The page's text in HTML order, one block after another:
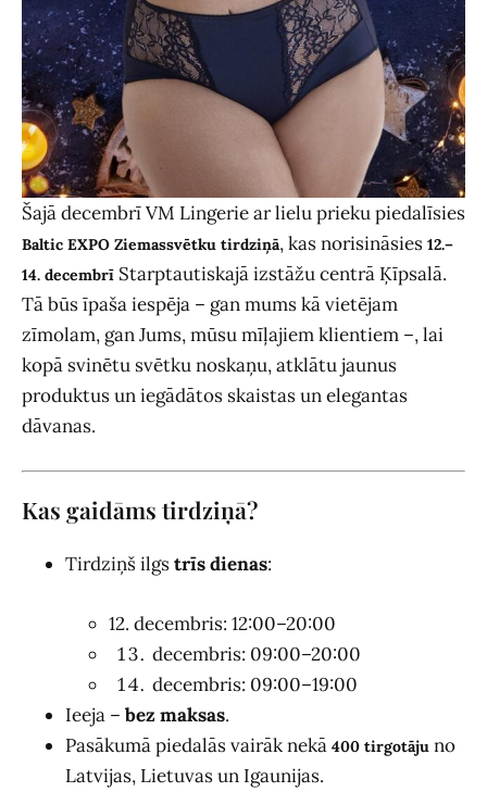
Šajā decembrī VM Lingerie ar lielu prieku piedalīsies
Baltic EXPO Ziemassvētku tirdziņā, kas norisināsies 12.–
14. decembrī Starptautiskajā izstāžu centrā Ķīpsalā.
Tā būs īpaša iespēja – gan mums kā vietējam
zīmolam, gan Jums, mūsu mīļajiem klientiem –, lai
kopā svinētu svētku noskaņu, atklātu jaunus
produktus un iegādātos skaistas un elegantas
dāvanas.
Kas gaidāms tirdziņā?
Tirdziņš ilgstrīs dienas:
12. decembris: 12:00–20:00
decembris: 09:00–20:00
decembris: 09:00–19:00
Ieeja – bez maksas.
Pasākumā piedalās vairāk nekā 400 tirgotāju no
Latvijas, Lietuvas un Igaunijas.